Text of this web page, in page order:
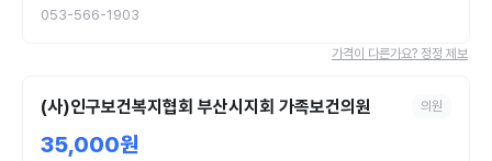
053-566-1903
가격이 다른가요? 정정 제보
(사)인구보건복지협회 부산시지회 가족보건의원 의원
35,000원